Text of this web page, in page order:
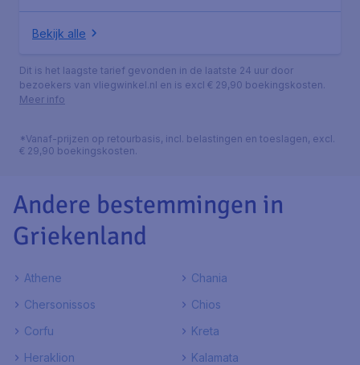
Bekijk alle
Dit is het laagste tarief gevonden in de laatste 24 uur door
bezoekers van vliegwinkel.nl en is excl € 29,90 boekingskosten.
Meer info
*Vanaf-prijzen op retourbasis, incl. belastingen en toeslagen, excl.
€ 29,90 boekingskosten.
Andere bestemmingen in
Griekenland
Athene
Chania
Chersonissos
Chios
Corfu
Kreta
Heraklion
Kalamata